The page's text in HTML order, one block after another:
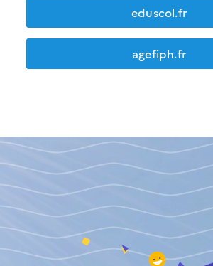
eduscol.fr
agefiph.fr